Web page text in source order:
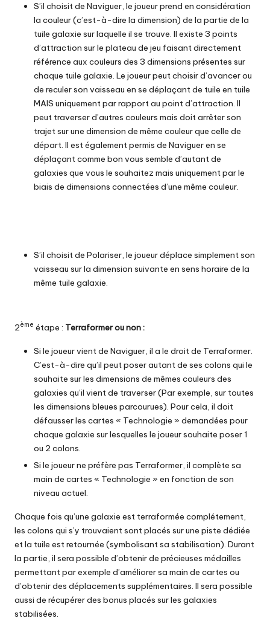
S’il choisit de Naviguer, le joueur prend en considération
la couleur (c’est-à-dire la dimension) de la partie de la
tuile galaxie sur laquelle il se trouve. Il existe 3 points
d’attraction sur le plateau de jeu faisant directement
référence aux couleurs des 3 dimensions présentes sur
chaque tuile galaxie. Le joueur peut choisir d’avancer ou
de reculer son vaisseau en se déplaçant de tuile en tuile
MAIS uniquement par rapport au point d’attraction. Il
peut traverser d’autres couleurs mais doit arrêter son
trajet sur une dimension de même couleur que celle de
départ. Il est également permis de Naviguer en se
déplaçant comme bon vous semble d’autant de
galaxies que vous le souhaitez mais uniquement par le
biais de dimensions connectées d’une même couleur.
S’il choisit de Polariser, le joueur déplace simplement son
vaisseau sur la dimension suivante en sens horaire de la
même tuile galaxie.
2ème étape : Terraformer ou non :
Si le joueur vient de Naviguer, il a le droit de Terraformer.
C’est-à-dire qu’il peut poser autant de ses colons qui le
souhaite sur les dimensions de mêmes couleurs des
galaxies qu’il vient de traverser (Par exemple, sur toutes
les dimensions bleues parcourues). Pour cela, il doit
défausser les cartes « Technologie » demandées pour
chaque galaxie sur lesquelles le joueur souhaite poser 1
ou 2 colons.
Si le joueur ne préfère pas Terraformer, il complète sa
main de cartes « Technologie » en fonction de son
niveau actuel.
Chaque fois qu’une galaxie est terraformée complétement,
les colons qui s’y trouvaient sont placés sur une piste dédiée
et la tuile est retournée (symbolisant sa stabilisation). Durant
la partie, il sera possible d’obtenir de précieuses médailles
permettant par exemple d’améliorer sa main de cartes ou
d’obtenir des déplacements supplémentaires. Il sera possible
aussi de récupérer des bonus placés sur les galaxies
stabilisées.